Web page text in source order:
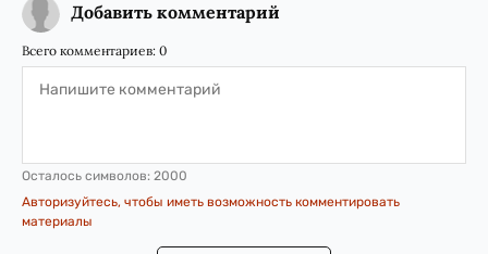
Добавить комментарий
Всего комментариев: 0
Осталось символов: 2000
Авторизуйтесь, чтобы иметь возможность комментировать
материалы